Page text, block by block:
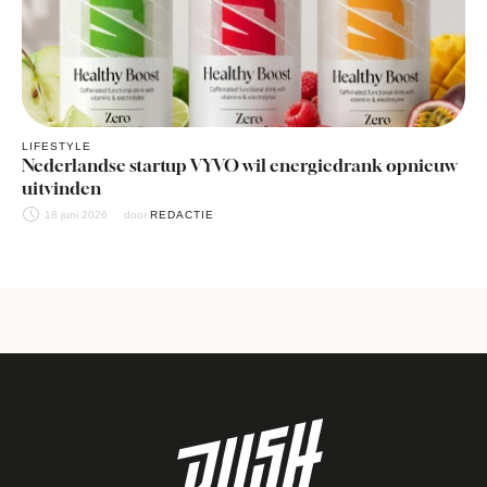
LIFESTYLE
Nederlandse startup VYVO wil energiedrank opnieuw
uitvinden
18 juni 2026 door REDACTIE